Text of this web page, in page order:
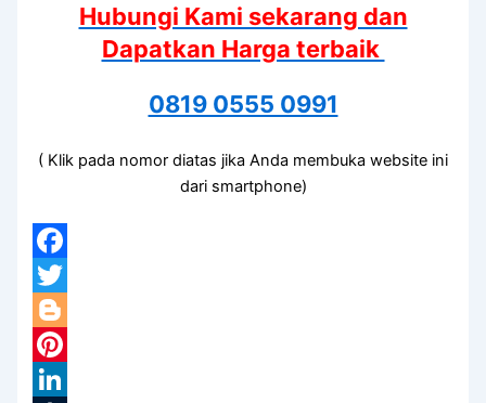
Hubungi Kami sekarang dan
Dapatkan Harga terbaik
0819 0555 0991
( Klik pada nomor diatas jika Anda membuka website ini
dari smartphone)
Facebook
Twitter
Blogger
Pinterest